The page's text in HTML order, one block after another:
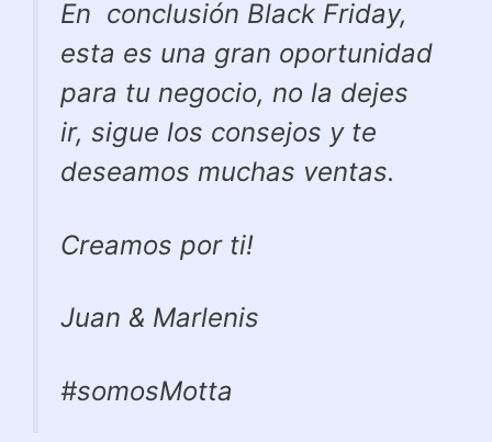
En conclusión Black Friday,
esta es una gran oportunidad
para tu negocio, no la dejes
ir, sigue los consejos y te
deseamos muchas ventas.
Creamos por ti!
Juan & Marlenis
#somosMotta